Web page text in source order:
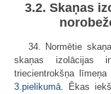
3.2. Skaņas
34. Normētie
skaņas izolācijas
triecientrokšņa
3.pielikumā. Ēkas